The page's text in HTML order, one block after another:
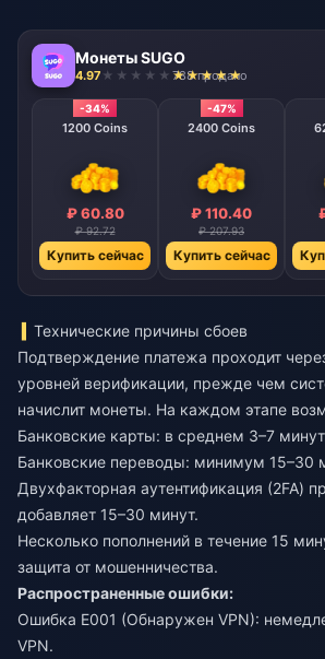
Монеты SUGO
4.97 788 продано
-34%
1200 Coins
₽ 60.80
₽ 92.72
Купить сейчас
-47%
2400 Coins
₽ 110.40
₽ 207.93
Купить сейчас
Технические причины сбоев
Подтверждение платежа проходит
уровней верификации, прежде чем
начислит монеты. На каждом этапе
Банковские карты: в среднем 3–7
Банковские переводы: минимум 15–30
Двухфакторная аутентификация (2FA)
добавляет 15–30 минут.
Несколько пополнений в течение 15
защита от мошенничества.
Распространенные ошибки:
Ошибка E001 (Обнаружен VPN):
VPN.